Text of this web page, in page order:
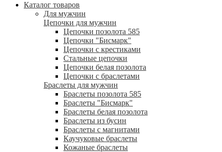
Каталог товаров
Для мужчин
Цепочки для мужчин
Цепочки позолота 585
Цепочки "Бисмарк"
Цепочки с крестиками
Стальные цепочки
Цепочки белая позолота
Цепочки с браслетами
Браслеты для мужчин
Браслеты позолота 585
Браслеты "Бисмарк"
Браслеты белая позолота
Браслеты из бусин
Браслеты с магнитами
Каучуковые браслеты
Кожаные браслеты